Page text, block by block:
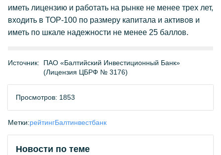
иметь лицензию и работать на рынке не менее трех лет,
входить в ТОР-100 по размеру капитала и активов и
иметь по шкале надежности не менее 25 баллов.
Источник:
ПАО «Балтийский Инвестиционный Банк»
(Лицензия ЦБРФ № 3176)
Просмотров: 1853
Метки:рейтингБалтинвестбанк
Новости по теме